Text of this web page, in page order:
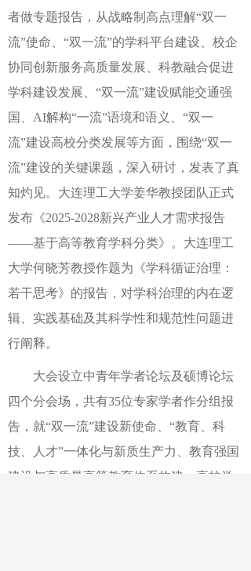
者做专题报告，从战略制高点理解“双一
流”使命、“双一流”的学科平台建设、校企
协同创新服务高质量发展、科教融合促进
学科建设发展、“双一流”建设赋能交通强
国、AI解构“一流”语境和语义、“双一
流”建设高校分类发展等方面，围绕“双一
流”建设的关键课题，深入研讨，发表了真
知灼见。大连理工大学姜华教授团队正式
发布《2025-2028新兴产业人才需求报告
——基于高等教育学科分类》。大连理工
大学何晓芳教授作题为《学科循证治理：
若干思考》的报告，对学科治理的内在逻
辑、实践基础及其科学性和规范性问题进
行阐释。
大会设立中青年学者论坛及硕博论坛
四个分会场，共有35位专家学者作分组报
告，就“双一流”建设新使命、“教育、科
技、人才”一体化与新质生产力、教育强国
建设与高质量高等教育体系构建、高校学